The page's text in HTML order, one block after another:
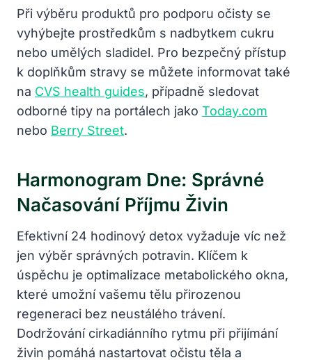
Při výběru produktů pro podporu očisty se
vyhýbejte prostředkům s nadbytkem cukru
nebo umělých sladidel. Pro bezpečný přístup
k doplňkům stravy se můžete informovat také
na CVS health guides, případně sledovat
odborné tipy na portálech jako Today.com
nebo Berry Street.
Harmonogram Dne: Správné
Načasování Příjmu Živin
Efektivní 24 hodinový detox vyžaduje víc než
jen výběr správných potravin. Klíčem k
úspěchu je optimalizace metabolického okna,
které umožní vašemu tělu přirozenou
regeneraci bez neustálého trávení.
Dodržování cirkadiánního rytmu při přijímání
živin pomáhá nastartovat očistu těla a